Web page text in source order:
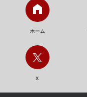
ホーム
X